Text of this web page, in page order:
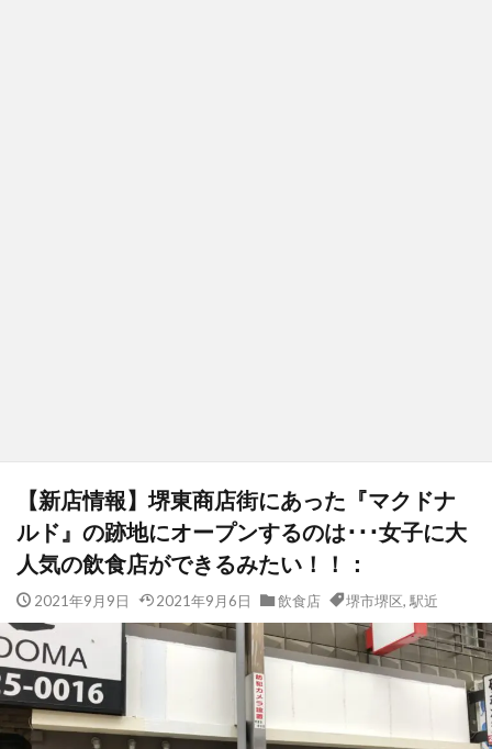
【新店情報】堺東商店街にあった『マクドナ
ルド』の跡地にオープンするのは･･･女子に大
人気の飲食店ができるみたい！！：
2021年9月9日 2021年9月6日 飲食店 堺市堺区, 駅近